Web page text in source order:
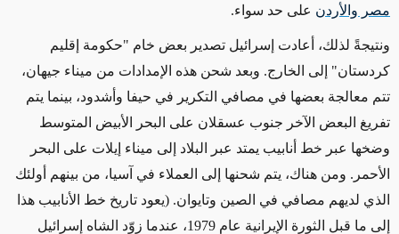
مصر والأردن على حد سواء.
ونتيجةً لذلك، أعادت إسرائيل تصدير بعض خام "حكومة إقليم
كردستان" إلى الخارج. وبعد شحن هذه الإمدادات من ميناء جيهان،
تتم معالجة بعضها في مصافي التكرير في حيفا وأشدود، بينما يتم
تفريغ البعض الآخر جنوب عسقلان على البحر الأبيض المتوسط
وضخها عبر خط أنابيب يمتد عبر البلاد إلى ميناء إيلات على البحر
الأحمر. ومن هناك، يتم شحنها إلى العملاء في آسيا، من بينهم أولئك
الذي لديهم مصافي في الصين وتايوان. (يعود تاريخ خط الأنابيب هذا
إلى ما قبل الثورة الإيرانية عام 1979، عندما زوّد الشاه إسرائيل